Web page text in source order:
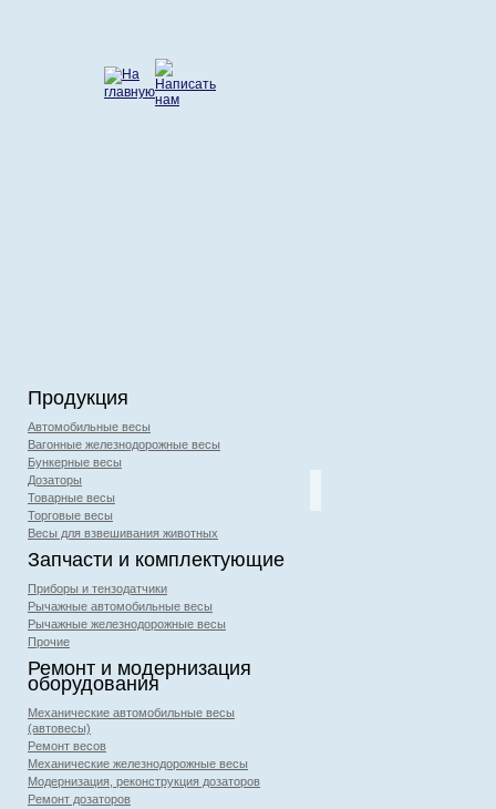
Продукция
Автомобильные весы
Вагонные железнодорожные весы
Бункерные весы
Дозаторы
Товарные весы
Торговые весы
Весы для взвешивания животных
Запчасти и комплектующие
Приборы и тензодатчики
Рычажные автомобильные весы
Рычажные железнодорожные весы
Прочие
Ремонт и модернизация
оборудования
Механические автомобильные весы
(автовесы)
Ремонт весов
Механические железнодорожные весы
Модернизация, реконструкция дозаторов
Ремонт дозаторов